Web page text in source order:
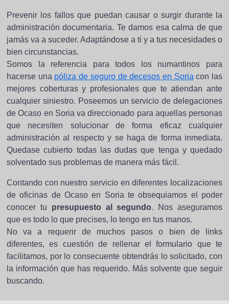
Prevenir los fallos que puedan causar o surgir durante la
administración documentaria. Te damos esa calma de que
jamás va a suceder. Adaptándose a ti y a tus necesidades o
bien circunstancias.
Somos la referencia para todos los numantinos para
hacerse una póliza de seguro de decesos en Soria con las
mejores coberturas y profesionales que te atiendan ante
cualquier siniestro. Poseemos un servicio de delegaciones
de Ocaso en Soria va direccionado para aquellas personas
que necesiten solucionar de forma eficaz cualquier
administración al respecto y se haga de forma inmediata.
Quedase cubierto todas las dudas que tenga y quedado
solventado sus problemas de manera más fácil.
Contando con nuestro servicio en diferentes localizaciones
de oficinas de Ocaso en Soria te obsequiamos el poder
conocer tu presupuesto al segundo. Nos aseguramos
que es todo lo que precises, lo tengo en tus manos.
No va a requerir de muchos pasos o bien de links
diferentes, es cuestión de rellenar el formulario que te
facilitamos, por lo consecuente obtendrás lo solicitado, con
la información que has requerido. Más solvente que seguir
buscando.